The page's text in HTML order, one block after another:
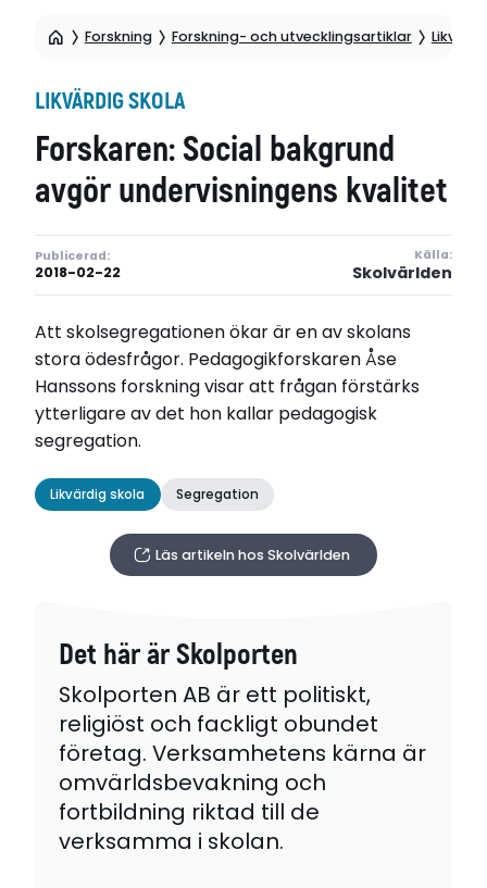
Forskning Forskning- och utvecklingsartiklar
LIKVÄRDIG SKOLA
Forskaren: Social bakgrund
avgör undervisningens kvalitet
Publicerad:
2018-02-22
Källa:
Skolvärlden
Att skolsegregationen ökar är en av skolans
stora ödesfrågor. Pedagogikforskaren Åse
Hanssons forskning visar att frågan förstärks
ytterligare av det hon kallar pedagogisk
segregation.
Likvärdig skola Segregation
Läs artikeln hos Skolvärlden
Det här är Skolporten
Skolporten AB är ett politiskt,
religiöst och fackligt obundet
företag. Verksamhetens kärna är
omvärldsbevakning och
fortbildning riktad till de
verksamma i skolan.